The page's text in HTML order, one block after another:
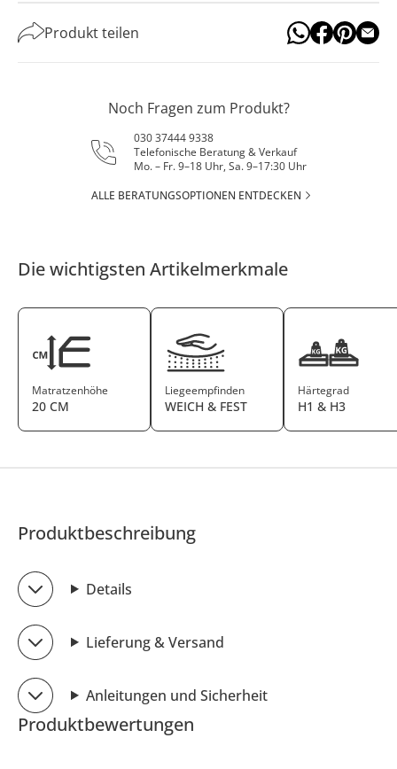
Produkt teilen
Noch Fragen zum Produkt?
030 37444 9338
Telefonische Beratung & Verkauf
Mo. – Fr. 9–18 Uhr, Sa. 9–17:30 Uhr
ALLE BERATUNGSOPTIONEN ENTDECKEN
Die wichtigsten Artikelmerkmale
Matratzenhöhe
20 CM
Liegeempfinden
WEICH & FEST
Härtegrad
H1 & H3
Produktbeschreibung
Details
Lieferung & Versand
Anleitungen und Sicherheit
Produktbewertungen